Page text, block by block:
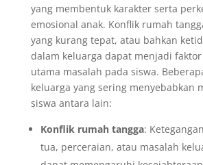
yang membentuk karakter serta
emosional anak. Konflik rumah
yang kurang tepat, atau bahkan
dalam keluarga dapat menjadi
utama masalah pada siswa.
keluarga yang sering menyebabkan
siswa antara lain:
Konflik rumah tangga:
tua, perceraian, atau masalah